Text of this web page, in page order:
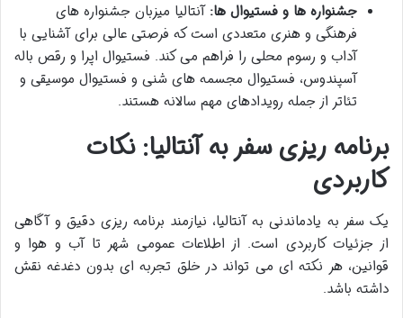
جشنواره ها و فستیوال ها: آنتالیا میزبان جشنواره های
فرهنگی و هنری متعددی است که فرصتی عالی برای آشنایی با
آداب و رسوم محلی را فراهم می کند. فستیوال اپرا و رقص باله
آسپندوس، فستیوال مجسمه های شنی و فستیوال موسیقی و
تئاتر از جمله رویدادهای مهم سالانه هستند.
برنامه ریزی سفر به آنتالیا: نکات
کاربردی
یک سفر به یادماندنی به آنتالیا، نیازمند برنامه ریزی دقیق و آگاهی
از جزئیات کاربردی است. از اطلاعات عمومی شهر تا آب و هوا و
قوانین، هر نکته ای می تواند در خلق تجربه ای بدون دغدغه نقش
داشته باشد.